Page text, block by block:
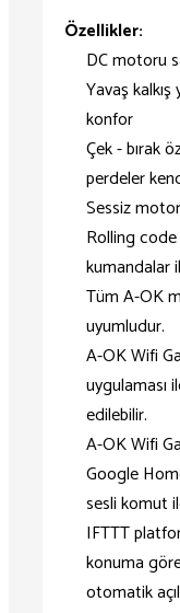
Özellikler:
DC motoru
Yavaş
konfor
Çek - bırak
perdeler
Sessiz
Rolling code
kumandalar
Tüm A-OK
uyumludur.
A-OK Wifi
uygulaması
edilebilir.
A-OK Wifi
Google
sesli komut
IFTTT
konuma
otomatik